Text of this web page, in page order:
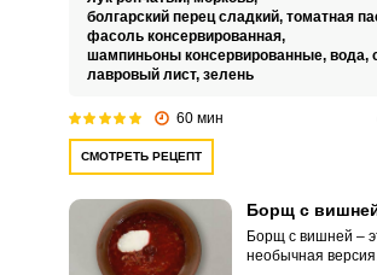
болгарский перец сладкий, томатная
фасоль консервированная,
шампиньоны консервированные, вода,
лавровый лист, зелень
60 мин
СМОТРЕТЬ РЕЦЕПТ
Борщ с
Борщ с вишней –
необычная версия